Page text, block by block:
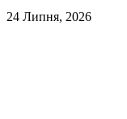
24 Липня, 2026